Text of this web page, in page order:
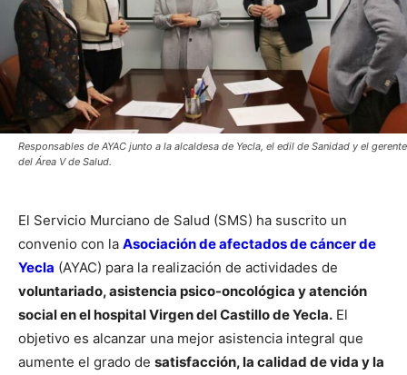
Responsables de AYAC junto a la alcaldesa de Yecla, el edil de Sanidad y el gerente
del Área V de Salud.
El Servicio Murciano de Salud (SMS) ha suscrito un
convenio con la Asociación de afectados de cáncer de
Yecla (AYAC) para la realización de actividades de
voluntariado, asistencia psico-oncológica y atención
social en el hospital Virgen del Castillo de Yecla. El
objetivo es alcanzar una mejor asistencia integral que
aumente el grado de satisfacción, la calidad de vida y la